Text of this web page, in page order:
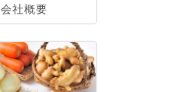
会社概要